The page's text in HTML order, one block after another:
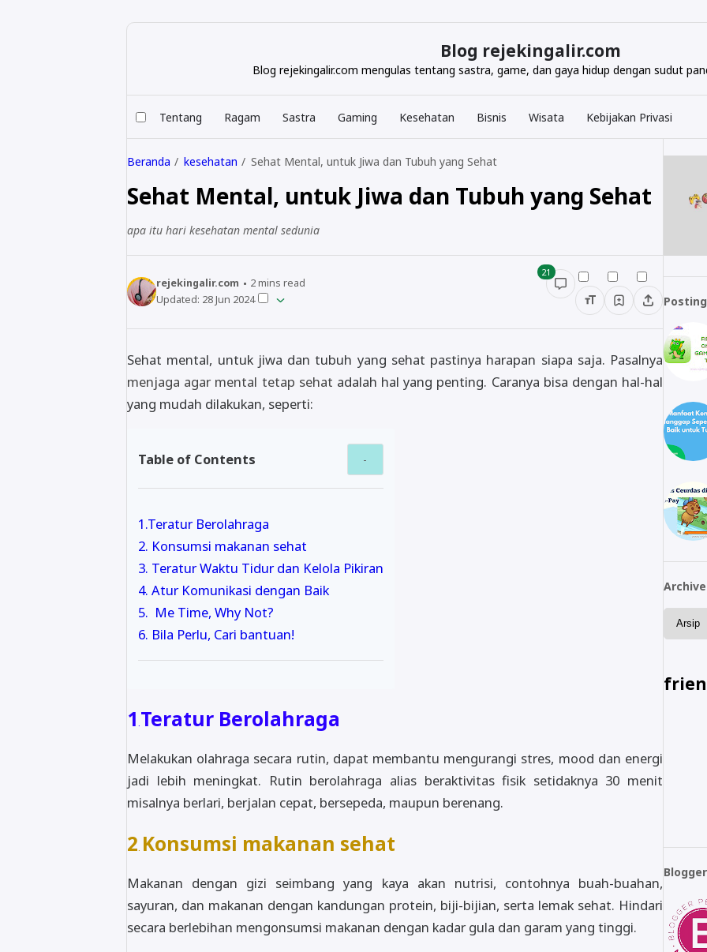
Blog rejekingalir.com
Blog rejekingalir.com mengulas tentang sastra, game, dan gaya hidup dengan sudut
Tentang Ragam Sastra Gaming Kesehatan Bisnis Wisata Kebijakan Privasi
Beranda kesehatan Sehat Mental, untuk Jiwa dan Tubuh yang Sehat
Sehat Mental, untuk Jiwa dan Tubuh yang Sehat
apa itu hari kesehatan mental sedunia
rejekingalir.com 2mins read
Updated: 28 Jun 2024
21
Sehat mental, untuk jiwa dan tubuh yang sehat pastinya harapan siapa saja. Pasalnya
menjaga agar mental tetap sehat adalah hal yang penting. Caranya bisa dengan hal-hal
yang mudah dilakukan, seperti:
Table of Contents
1.Teratur Berolahraga
2. Konsumsi makanan sehat
3. Teratur Waktu Tidur dan Kelola Pikiran
4. Atur Komunikasi dengan Baik
5. Me Time, Why Not?
6. Bila Perlu, Cari bantuan!
1 Teratur Berolahraga
Melakukan olahraga secara rutin, dapat membantu mengurangi stres, mood dan energi
jadi lebih meningkat. Rutin berolahraga alias beraktivitas fisik setidaknya 30 menit
misalnya berlari, berjalan cepat, bersepeda, maupun berenang.
2 Konsumsi makanan sehat
Makanan dengan gizi seimbang yang kaya akan nutrisi, contohnya buah-buahan,
sayuran, dan makanan dengan kandungan protein, biji-bijian, serta lemak sehat. Hindari
secara berlebihan mengonsumsi makanan dengan kadar gula dan garam yang tinggi.
Archive